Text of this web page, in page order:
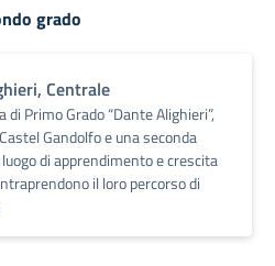
grado
Centrale
di Primo Grado “Dante Alighieri”,
Gandolfo e una seconda
di apprendimento e crescita
il loro percorso di